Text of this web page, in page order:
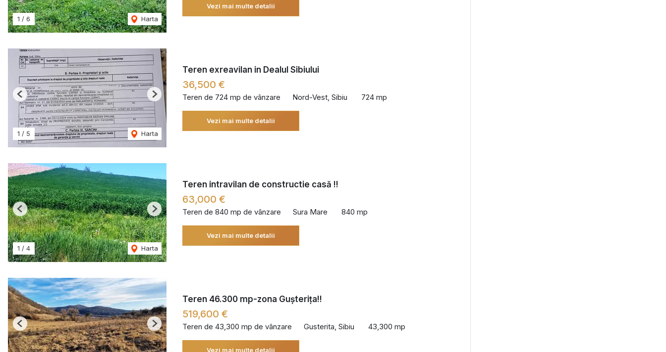
1 / 6 Harta
Vezi mai multe detalii
1 / 5 Harta
Previous Next
Teren exreavilan in Dealul Sibiului
36,500 €
Teren de 724 mp de vânzare Nord-Vest, Sibiu 724 mp
Vezi mai multe detalii
1 / 4 Harta
Previous Next
Teren intravilan de constructie casă !!
63,000 €
Teren de 840 mp de vânzare Sura Mare 840 mp
Vezi mai multe detalii
Previous Next
Teren 46.300 mp-zona Gușterița!!
519,600 €
Teren de 43,300 mp de vânzare Gusterita, Sibiu 43,300 mp
Vezi mai multe detalii